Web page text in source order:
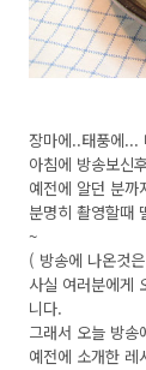
장마에..태풍에...
아침에 방송보신
예전에 알던 분
분명히 촬영할때
~
( 방송에 나온것
사실 여러분에게
니다.
그래서 오늘 방
예전에 소개한 레